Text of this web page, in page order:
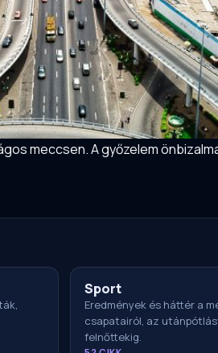
meccsen. A győzelem
Sport
Eredmények és háttér a
csapatairól, az
felnőttekig.